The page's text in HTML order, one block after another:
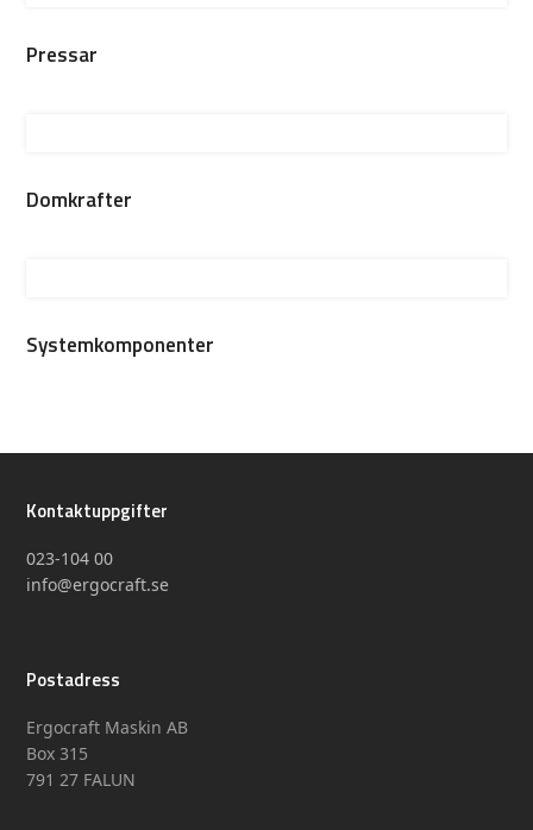
Pressar
Domkrafter
Systemkomponenter
Kontaktuppgifter
023-104 00
info@ergocraft.se
Postadress
Ergocraft Maskin AB
Box 315
791 27 FALUN